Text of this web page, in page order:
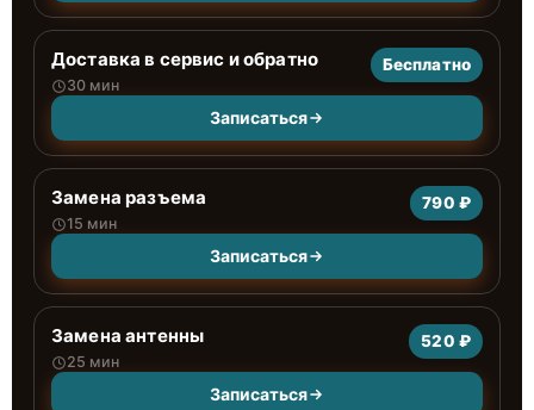
Доставка в сервис и обратно
30 мин
Бесплатно
Записаться
Замена разъема
15 мин
790 ₽
Записаться
Замена антенны
25 мин
520 ₽
Записаться